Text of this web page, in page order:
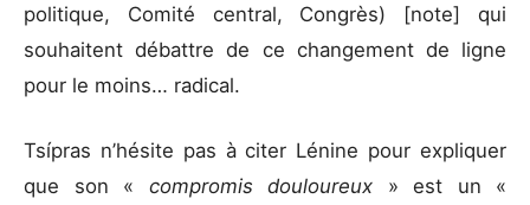
politique, Comité central, Congrès) [note] qui
souhaitent débattre de ce changement de ligne
pour le moins… radical.
Tsípras n’hésite pas à citer Lénine pour expliquer
que son « compromis douloureux » est un «